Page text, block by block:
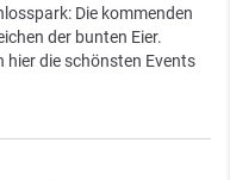
Die kommenden
der bunten Eier.
hier die schönsten Events